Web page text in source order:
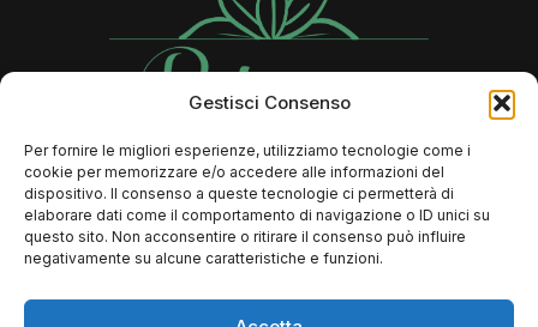
Gestisci Consenso
Per fornire le migliori esperienze, utilizziamo tecnologie come i
cookie per memorizzare e/o accedere alle informazioni del
dispositivo. Il consenso a queste tecnologie ci permetterà di
elaborare dati come il comportamento di navigazione o ID unici su
questo sito. Non acconsentire o ritirare il consenso può influire
negativamente su alcune caratteristiche e funzioni.
Contatti
366 73 89 806